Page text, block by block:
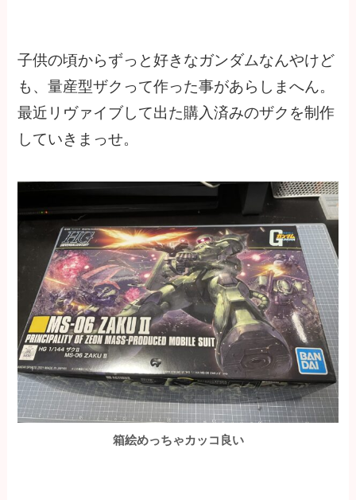
子供の頃からずっと好きなガンダムなんやけど
も、量産型ザクって作った事があらしまへん。
最近リヴァイブして出た購入済みのザクを制作
していきまっせ。
箱絵めっちゃカッコ良い